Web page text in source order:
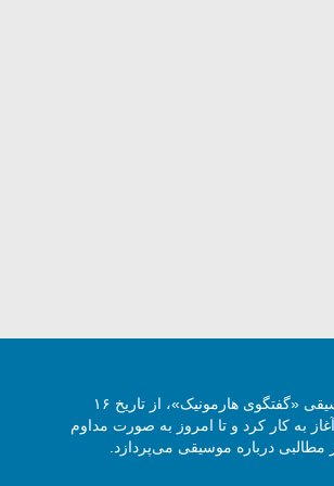
مجله آنلاین موسیقی «گفتگوی هارمونیک»، از تاریخ ۱۶
فروردین ۱۳۸۳ آغاز به کار کرد و تا امروز به صورت مداوم
مطالبی درباره موسیقی می‌پردازد.